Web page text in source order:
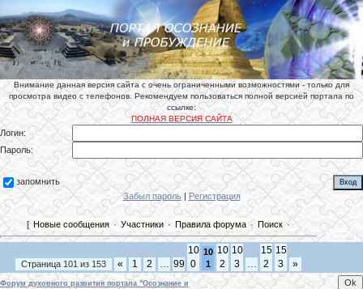
Внимание данная версия сайта с очень ограниченными возможностями - только для
просмотра видео с телефонов. Рекомендуем пользоваться полной версией портала по
ссылке:
ПОЛНАЯ ВЕРСИЯ САЙТА
Логин:
Пароль:
запомнить
Забыл пароль| Регистрация
[ Новые сообщения · Участники · Правила форума · Поиск·
Страница 101 из 153 « 1 2 … 99
10
0
10
1
10
2
10
3
…
15
2
15
3
»
Форум духовного развития портала "Осознание и